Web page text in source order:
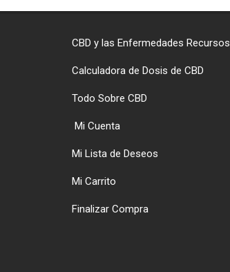
CBD y las Enfermedades Recursos
Calculadora de Dosis de CBD
Todo Sobre CBD
Mi Cuenta
Mi Lista de Deseos
Mi Carrito
Finalizar Compra